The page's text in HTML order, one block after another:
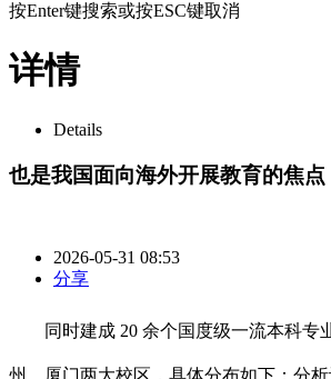
按Enter键搜索或按ESC键取消
详情
Details
也是我国面向海外开展教育的焦点
2026-05-31 08:53
分享
同时建成 20 余个国度级一流本科专